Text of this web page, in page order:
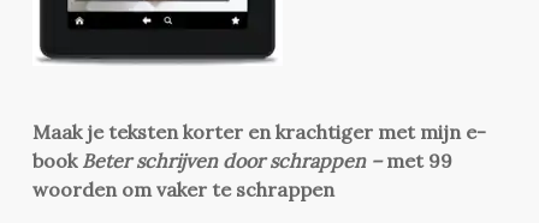
Maak je teksten korter en krachtiger met mijn e-
book Beter schrijven door schrappen –met 99
woorden om vaker te schrappen